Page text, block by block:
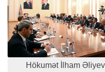
Hökumət İlham